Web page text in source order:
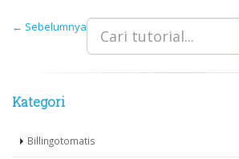
← Sebelumnya
Kategori
Billingotomatis